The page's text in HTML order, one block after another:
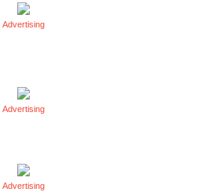
Advertising
Advertising
Advertising